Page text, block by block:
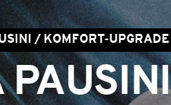
/ KOMFORT-UPGRADE